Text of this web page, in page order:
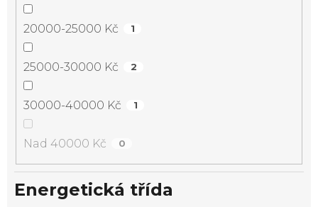
20000-25000 Kč 1
25000-30000 Kč 2
30000-40000 Kč 1
Nad 40000 Kč 0
Energetická třída